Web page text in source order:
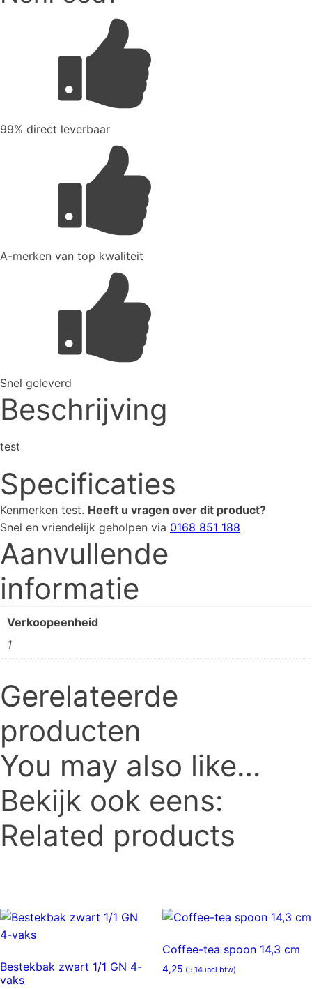
99% direct leverbaar
A-merken van top kwaliteit
Snel geleverd
Beschrijving
test
Specificaties
Kenmerken test. Heeft u vragen over dit product?
Snel en vriendelijk geholpen via 0168 851 188
Aanvullende
informatie
Verkoopeenheid
1
Gerelateerde
producten
You may also like…
Bekijk ook eens:
Related products
Bestekbak zwart 1/1 GN 4-
vaks
Coffee-tea spoon 14,3 cm
4,25 (5,14incl btw)